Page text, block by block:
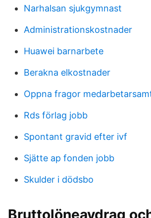
Narhalsan sjukgymnast
Administrationskostnader
Huawei barnarbete
Berakna elkostnader
Oppna fragor
Rds förlag jobb
Spontant gravid efter ivf
Sjätte ap fonden jobb
Skulder i dödsbo
Bruttolöneavdrag